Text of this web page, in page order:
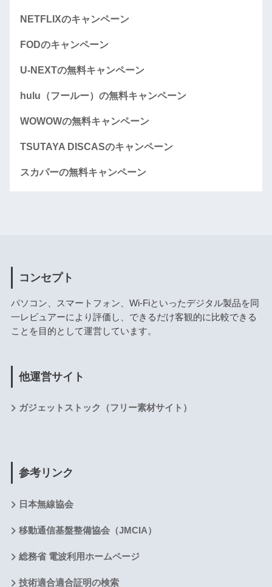
NETFLIXのキャンペーン
FODのキャンペーン
U-NEXTの無料キャンペーン
hulu（フールー）の無料キャンペーン
WOWOWの無料キャンペーン
TSUTAYA DISCASのキャンペーン
スカパーの無料キャンペーン
コンセプト
パソコン、スマートフォン、Wi-Fiといったデジタル製品を同
一レビュアーにより評価し、できるだけ客観的に比較できる
ことを目的として運営しています。
他運営サイト
ガジェットストック（フリー素材サイト）
参考リンク
日本無線協会
移動通信基盤整備協会（JMCIA）
総務省 電波利用ホームページ
技術適合適合証明の検索